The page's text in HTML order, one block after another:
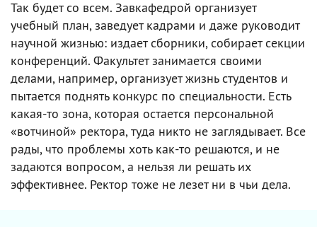
Так будет со всем. Завкафедрой организует
учебный план, заведует кадрами и даже руководит
научной жизнью: издает сборники, собирает секции
конференций. Факультет занимается своими
делами, например, организует жизнь студентов и
пытается поднять конкурс по специальности. Есть
какая-то зона, которая остается персональной
«вотчиной» ректора, туда никто не заглядывает. Все
рады, что проблемы хоть как-то решаются, и не
задаются вопросом, а нельзя ли решать их
эффективнее. Ректор тоже не лезет ни в чьи дела.